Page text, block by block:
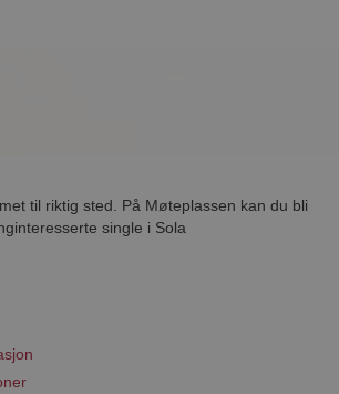
til riktig sted. På Møteplassen kan du bli
single i Sola